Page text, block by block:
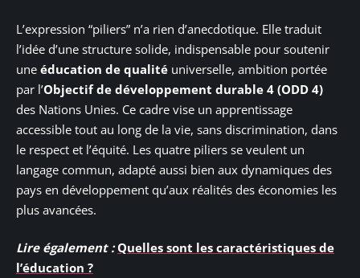
L’expression “piliers” n’a rien d’anecdotique. Elle traduit
l’idée d’une structure solide, indispensable pour soutenir
une éducation de qualité universelle, ambition portée
par l’Objectif de développement durable 4 (ODD 4)
des Nations Unies. Ce cadre vise un apprentissage
accessible tout au long de la vie, sans discrimination, dans
le respect et l’équité. Les quatre piliers se veulent un
langage commun, adapté aussi bien aux dynamiques des
pays en développement qu’aux réalités des économies les
plus avancées.
Lire également : Quelles sont les caractéristiques de
l’éducation ?